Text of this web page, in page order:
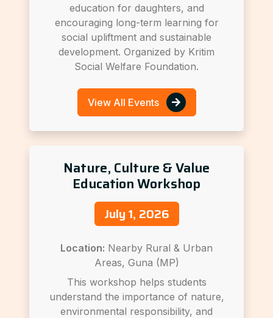
education for daughters, and
encouraging long-term learning for
social upliftment and sustainable
development. Organized by Kritim
Social Welfare Foundation.
View All Events
Nature, Culture & Value
Education Workshop
July 1, 2026
Location: Nearby Rural & Urban
Areas, Guna (MP)
This workshop helps students
understand the importance of nature,
environmental responsibility, and